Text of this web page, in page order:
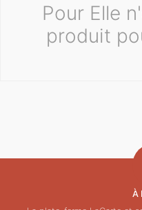
Pour Elle
produit
À